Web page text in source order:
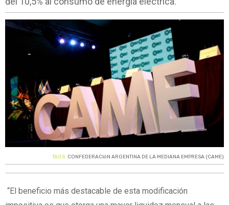
TAGS: CONFEDERACIóN ARGENTINA DE LA MEDIANA EMPRESA (CAME)
“El beneficio más destacable de esta modificación